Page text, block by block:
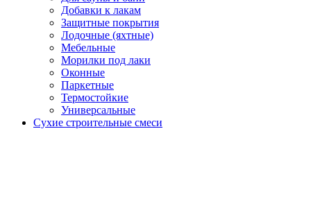
Добавки к лакам
Защитные покрытия
Лодочные (яхтные)
Мебельные
Морилки под лаки
Оконные
Паркетные
Термостойкие
Универсальные
Сухие строительные смеси